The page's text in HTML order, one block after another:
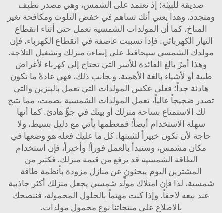
صديقة للبيئة؛ إذ تعتمد على الشمس، وهي مصدر نظيف
ومتجدد. وهذا يعني أنك تساهم في خفض التلوث ومكافحة تغير
المناخ. كما أن المولدات الشمسية تعمل حتى أثناء انقطاع
التيار الكهربائي. فإذا تسببت عاصفة في انقطاع الكهرباء، فإن
مولدك الشمسي سيحافظ على إضاءة منزلك وتشغيل الثلاجة.
وهذا أمرٌ بالغ الفائدة للأسر التي تحتاج إلى كهرباء لأغراض
طبية أو لأشياء بالغة الأهمية. وبجانب ذلك، فهي عادةً ما تكون
هادئة جداً؛ فعلى عكس المولدات التي تعمل بالبنزين والتي
تصدر ضجيجاً عالياً، تعمل المولدات الشمسية بصمت، مما يتيح
لك الاستمتاع بساحة منزلك أو بيتك في جوٍّ هادئ. كما أنها
سهلة الاستخدام أيضاً؛ فمعظمها يأتي مع دليل بسيط، ولا
حاجة لأن تكون خبيراً لتثبيتها. كل ما عليك فعله هو وضعها في
مكان مشمس، وستبدأ بالعمل فوراً! وأخيراً، فإن استخدام
الطاقة الشمسية قد يرفع من قيمة منزلك. فكثير من
المشترين اليوم يبحثون عن منازل مزودة بأنظمة طاقة
شمسية، لذا فإن امتلاك مولِّد شمسي يجعل منزلك أكثر جاذبية
عند بيعه لاحقاً. وإذا كنت مهتماً بالحلول المحمولة، فننصحك
بالاطلاع على منتجاتنا نوع محمول مولدات.